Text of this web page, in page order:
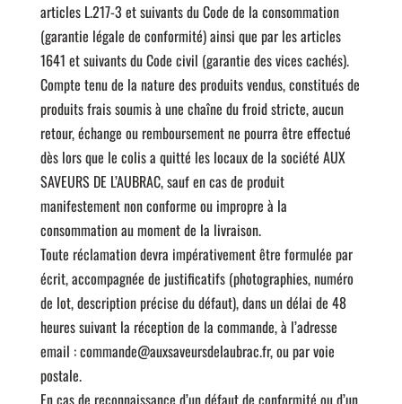
articles L.217-3 et suivants du Code de la consommation
(garantie légale de conformité) ainsi que par les articles
1641 et suivants du Code civil (garantie des vices cachés).
Compte tenu de la nature des produits vendus, constitués de
produits frais soumis à une chaîne du froid stricte, aucun
retour, échange ou remboursement ne pourra être effectué
dès lors que le colis a quitté les locaux de la société AUX
SAVEURS DE L’AUBRAC, sauf en cas de produit
manifestement non conforme ou impropre à la
consommation au moment de la livraison.
Toute réclamation devra impérativement être formulée par
écrit, accompagnée de justificatifs (photographies, numéro
de lot, description précise du défaut), dans un délai de 48
heures suivant la réception de la commande, à l’adresse
email : commande@auxsaveursdelaubrac.fr, ou par voie
postale.